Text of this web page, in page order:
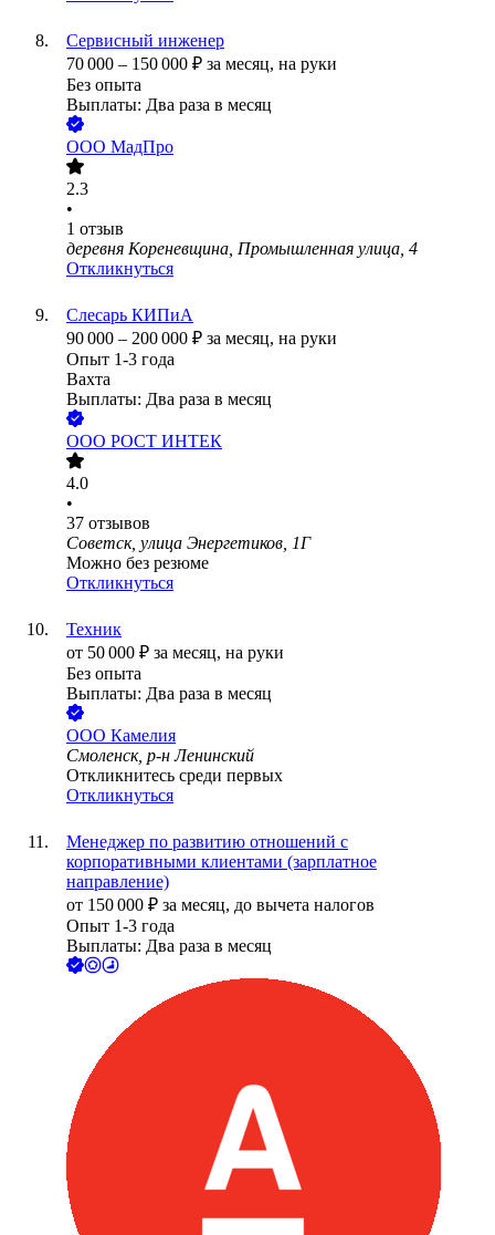
Сервисный инженер
70 000 – 150 000 ₽ за месяц, на руки
Без опыта
Выплаты: Два раза в месяц
ООО МадПро
2.3
•
1 отзыв
деревня Кореневщина, Промышленная улица, 4
Откликнуться
Слесарь КИПиА
90 000 – 200 000 ₽ за месяц, на руки
Опыт 1-3 года
Вахта
Выплаты: Два раза в месяц
ООО РОСТ ИНТЕК
4.0
•
37 отзывов
Советск, улица Энергетиков, 1Г
Можно без резюме
Откликнуться
Техник
от 50 000 ₽ за месяц, на руки
Без опыта
Выплаты: Два раза в месяц
ООО Камелия
Смоленск, р-н Ленинский
Откликнитесь среди первых
Откликнуться
Менеджер по развитию отношений с
корпоративными клиентами (зарплатное
направление)
от 150 000 ₽ за месяц, до вычета налогов
Опыт 1-3 года
Выплаты: Два раза в месяц